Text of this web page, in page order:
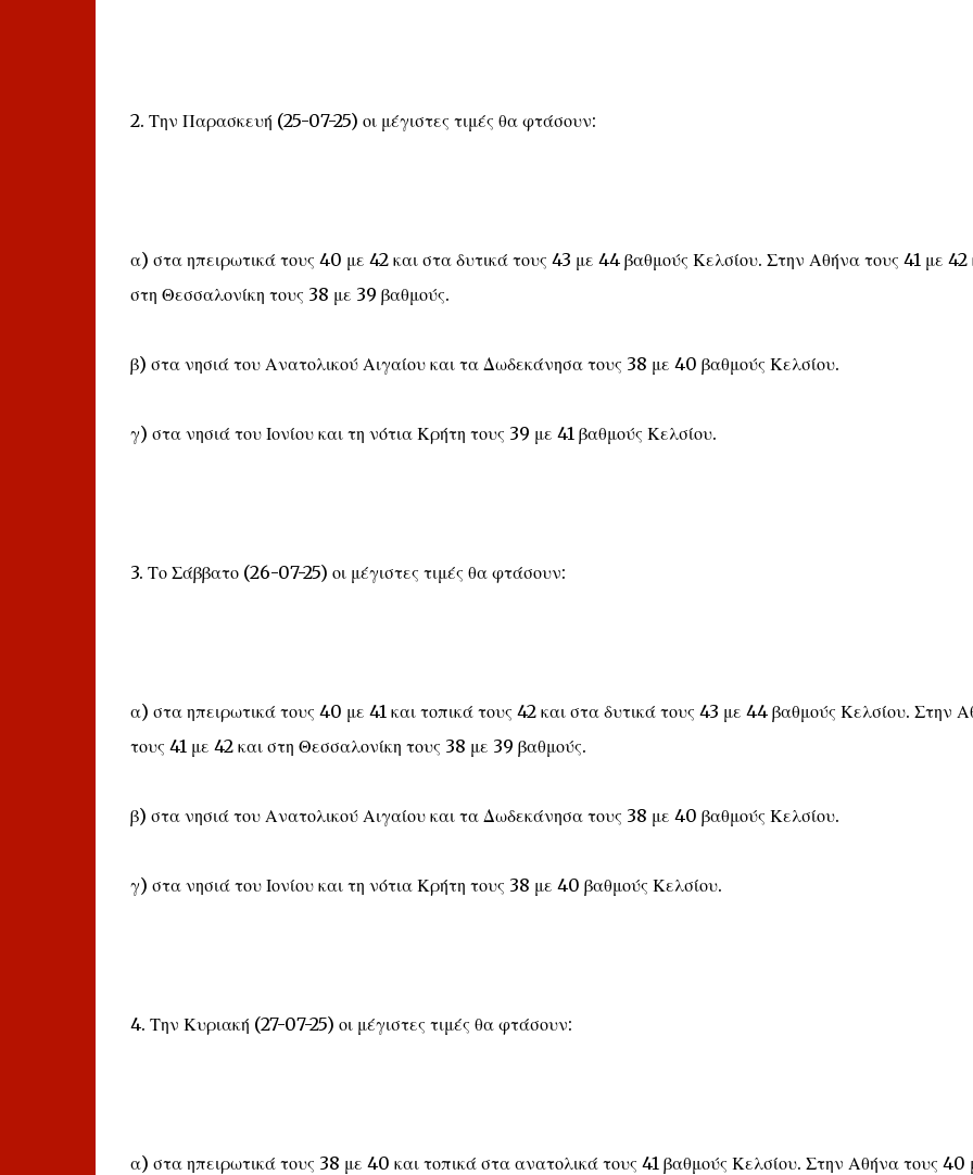
2. Την Παρασκευή (25-07-25) οι μέγιστες τιμές θα φτάσουν:
α) στα ηπειρωτικά τους 40 με 42 και στα δυτικά τους 43 με 44 βαθμούς Κελσίου. Στην Αθήνα τους 41 με 42
στη Θεσσαλονίκη τους 38 με 39 βαθμούς.
β) στα νησιά του Ανατολικού Αιγαίου και τα Δωδεκάνησα τους 38 με 40 βαθμούς Κελσίου.
γ) στα νησιά του Ιονίου και τη νότια Κρήτη τους 39 με 41 βαθμούς Κελσίου.
3. Το Σάββατο (26-07-25) οι μέγιστες τιμές θα φτάσουν:
α) στα ηπειρωτικά τους 40 με 41 και τοπικά τους 42 και στα δυτικά τους 43 με 44 βαθμούς Κελσίου. Στην
τους 41 με 42 και στη Θεσσαλονίκη τους 38 με 39 βαθμούς.
β) στα νησιά του Ανατολικού Αιγαίου και τα Δωδεκάνησα τους 38 με 40 βαθμούς Κελσίου.
γ) στα νησιά του Ιονίου και τη νότια Κρήτη τους 38 με 40 βαθμούς Κελσίου.
4. Την Κυριακή (27-07-25) οι μέγιστες τιμές θα φτάσουν:
α) στα ηπειρωτικά τους 38 με 40 και τοπικά στα ανατολικά τους 41 βαθμούς Κελσίου. Στην Αθήνα τους 40